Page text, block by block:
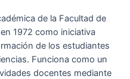
de la Facultad de
1972 como iniciativa
de los estudiantes
Funciona como un
docentes mediante